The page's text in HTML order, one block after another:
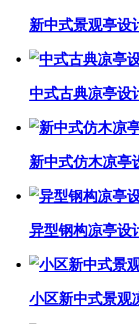
新中式景观亭设
中式古典凉亭设
新中式仿木凉亭
异型钢构凉亭设
小区新中式景观